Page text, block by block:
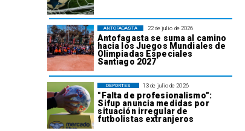
22 de julio de 2026
Antofagasta se suma al camino
hacia los Juegos Mundiales de
Olimpiadas Especiales
Santiago 2027
ANTOFAGASTA
13 de julio de 2026
"Falta de profesionalismo":
Sifup anuncia medidas por
situación irregular de
futbolistas extranjeros
DEPORTES